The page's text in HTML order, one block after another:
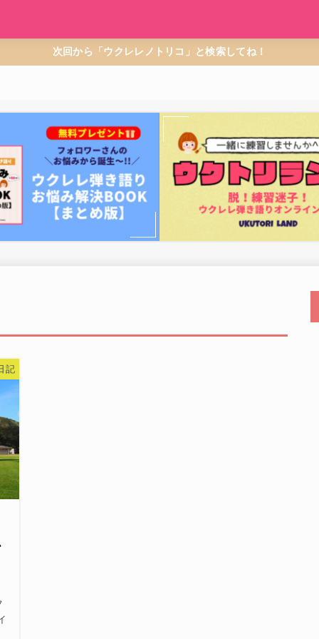
次回から「ウクレレノトリコ」と検索してね！
記